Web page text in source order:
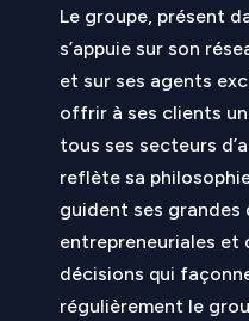
Le groupe, présent
s’appuie sur son
et sur ses agents
offrir à ses clients
tous ses secteurs
reflète sa
guident ses grandes
entrepreneuriales et
décisions qui
régulièrement le